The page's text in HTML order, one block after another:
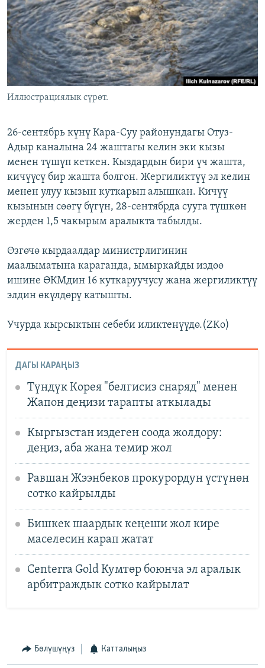
ЫҢГАЙСЫЗ СУРООЛОР
ЭЕ/АРнун бардык сайттары
Иллюстрациялык сүрөт.
26-сентябрь күнү Кара-Суу районундагы Отуз-
Адыр каналына 24 жаштагы келин эки кызы
менен түшүп кеткен. Кыздардын бири үч жашта,
кичүүсү бир жашта болгон. Жергиликтүү эл келин
менен улуу кызын куткарып алышкан. Кичүү
кызынын сөөгү бүгүн, 28-сентябрда сууга түшкөн
жерден 1,5 чакырым аралыкта табылды.
Өзгөчө кырдаалдар министрлигинин
маалыматына караганда, ымыркайды издөө
ишине ӨКМдин 16 куткаруучусу жана жергиликтүү
элдин өкүлдөрү катышты.
Учурда кырсыктын себеби иликтенүүдө.(ZKo)
ДАГЫ КАРАҢЫЗ
Түндүк Корея "белгисиз снаряд" менен
Жапон деңизи тарапты аткылады
Кыргызстан издеген соода жолдору:
деңиз, аба жана темир жол
Равшан Жээнбеков прокурордун үстүнөн
сотко кайрылды
Бишкек шаардык кеңеши жол кире
маселесин карап жатат
Centerra Gold Кумтөр боюнча эл аралык
арбитраждык сотко кайрылат
Бөлүшүңүз Катталыңыз